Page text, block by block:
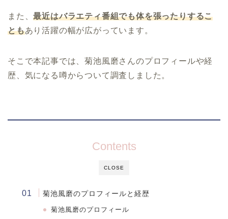
また、最近はバラエティ番組でも体を張ったりするこ
ともあり活躍の幅が広がっています。
そこで本記事では、菊池風磨さんのプロフィールや経
歴、気になる噂からついて調査しました。
CLOSE
Contents
菊池風磨のプロフィールと経歴
菊池風磨のプロフィール